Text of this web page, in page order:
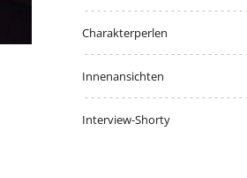
Charakterperlen
Innenansichten
Interview-Shorty